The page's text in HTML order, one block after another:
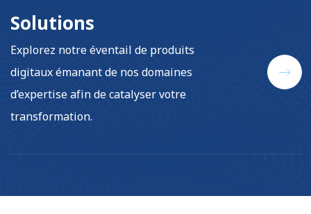
Solutions
Explorez notre éventail de produits
digitaux émanant de nos domaines
d’expertise afin de catalyser votre
transformation.